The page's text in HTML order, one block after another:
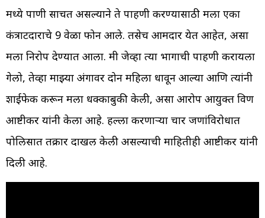
मध्ये पाणी साचत असल्याने ते पाहणी करण्यासाठी मला एका
कंत्राटदाराचे 9 वेळा फोन आले. तसेच आमदार येत आहेत, असा
मला निरोप देण्यात आला. मी जेव्हा त्या भागाची पाहणी करायला
गेलो, तेव्हा माझ्या अंगावर दोन महिला धावून आल्या आणि त्यांनी
शाईफेक करून मला धक्काबुकी केली, असा आरोप आयुक्त प्रविण
आष्टीकर यांनी केला आहे. हल्ला करणाऱ्या चार जणांविरोधात
पोलिसात तक्रार दाखल केली असल्याची माहितीही आष्टीकर यांनी
दिली आहे.